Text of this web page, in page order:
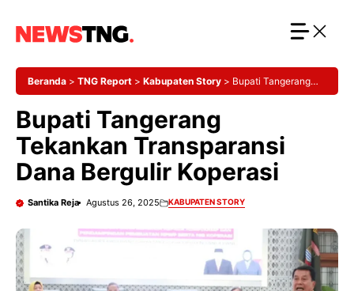
Beranda > TNG Report > Kabupaten Story > Bupati Tangerang
Bupati Tangerang
Tekankan Transparansi
Dana Bergulir Koperasi
Santika Reja Agustus 26, 2025 KABUPATEN STORY